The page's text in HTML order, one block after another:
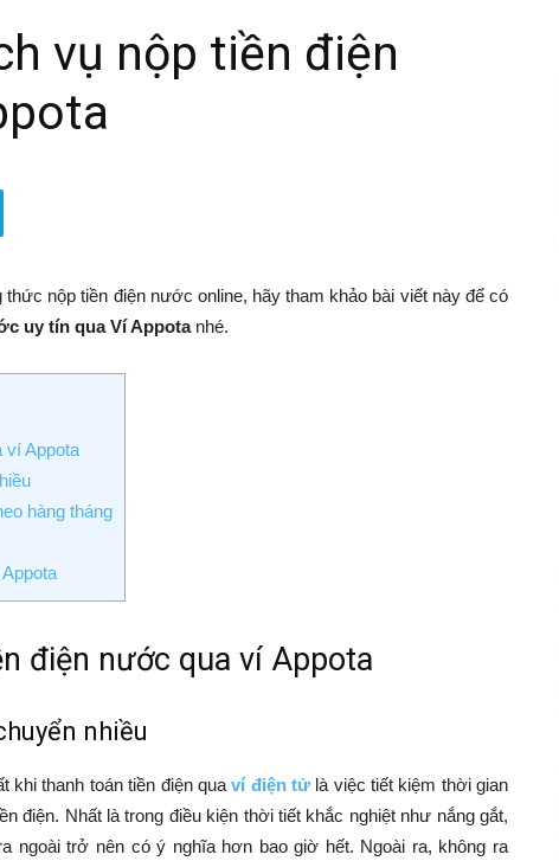
vụ nộp tiền điện
nộp tiền điện nước online, hãy tham khảo bài viết này để có
uy tín qua Ví Appotanhé.
ví Appota
hàng tháng
điện nước qua ví Appota
nhiều
khi thanh toán tiền điện quaví điện tửlà việc tiết kiệm thời gian
điện. Nhất là trong điều kiện thời tiết khắc nghiệt như nắng gắt,
ngoài trở nên có ý nghĩa hơn bao giờ hết. Ngoài ra, không ra